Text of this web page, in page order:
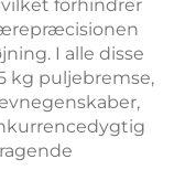
forhindrer
I alle disse
kg puljebremse,